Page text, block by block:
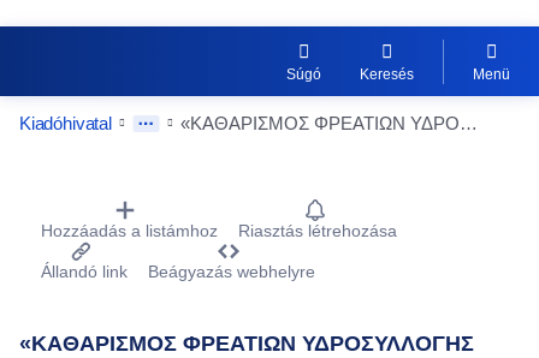
Súgó Keresés Menü
Kiadóhivatal «ΚΑΘΑΡΙΣΜΟΣ ΦΡΕΑΤΙΩΝ ΥΔΡΟΣΥΛΛΟΓΗΣ ΟΜΒΡΙΩΝ ΥΔΑΤΩΝ ΣΕ ΟΛΕΣ ΤΙΣ ΔΗΜΟΤΙΚΕΣ ΚΟΙΝΟΤΗΤΕΣ ΤΟΥ ΔΗΜΟΥ ΑΘΗΝΑΙΩΝ
Procurement Detail Actions Portlet
Hozzáadás a listámhoz Riasztás létrehozása
Állandó link Beágyazás webhelyre
«ΚΑΘΑΡΙΣΜΟΣ ΦΡΕΑΤΙΩΝ ΥΔΡΟΣΥΛΛΟΓΗΣ